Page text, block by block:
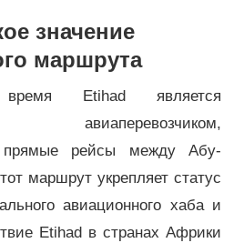
значение
маршрута
Etihad является
авиаперевозчиком,
рейсы между Абу-
маршрут укрепляет статус
авиационного хаба и
Etihad в странах Африки